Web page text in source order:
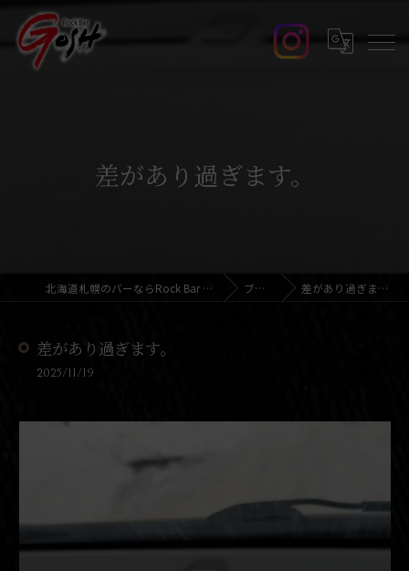
差があり過ぎます。
北海道札幌のバーならRock Bar GOSH ブログ 差があり過ぎます。
差があり過ぎます。
2025/11/19